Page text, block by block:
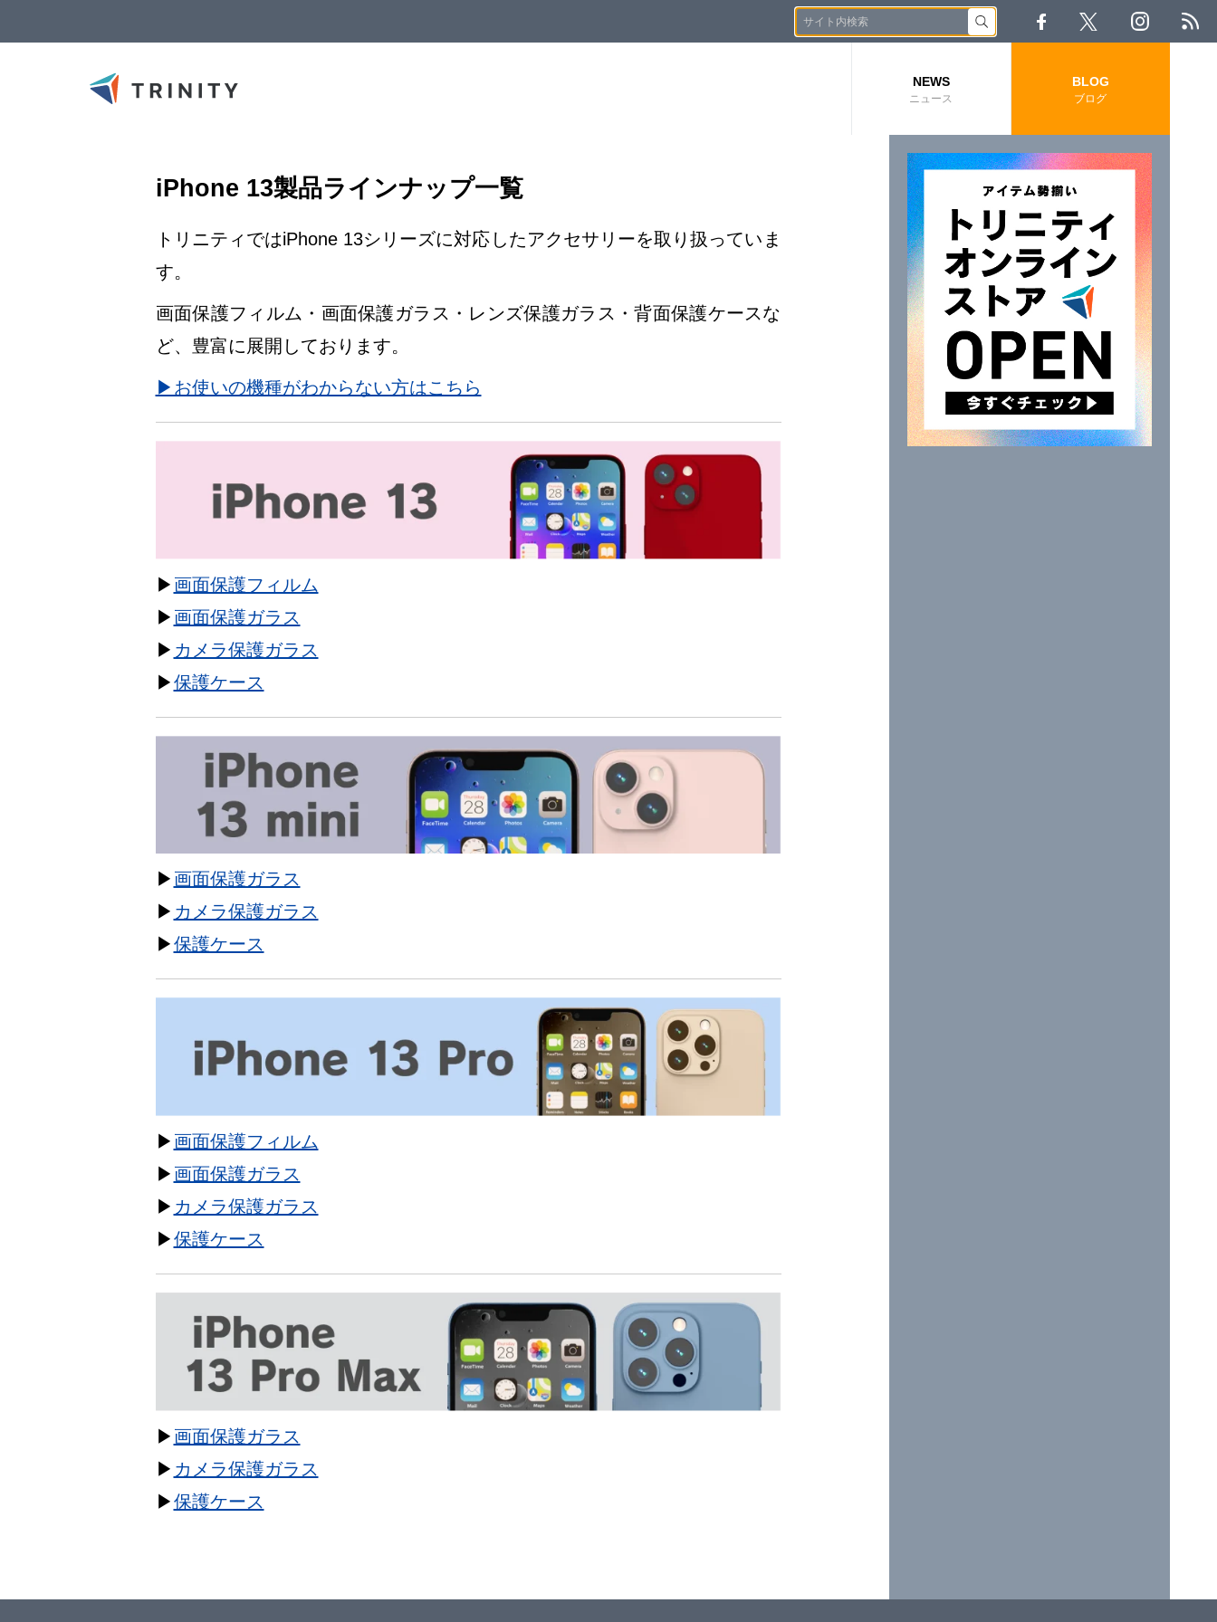
NEWS
ニュース
BLOG
ブログ
iPhone 13製品ラインナップ一覧
トリニティではiPhone 13シリーズに対応したアクセサリーを取り扱っていま
す。
画面保護フィルム・画面保護ガラス・レンズ保護ガラス・背面保護ケースな
ど、豊富に展開しております。
▶お使いの機種がわからない方はこちら
▶ 画面保護フィルム
▶ 画面保護ガラス
▶ カメラ保護ガラス
▶保護ケース
▶ 画面保護ガラス
▶ カメラ保護ガラス
▶保護ケース
▶ 画面保護フィルム
▶ 画面保護ガラス
▶ カメラ保護ガラス
▶保護ケース
▶ 画面保護ガラス
▶ カメラ保護ガラス
▶保護ケース